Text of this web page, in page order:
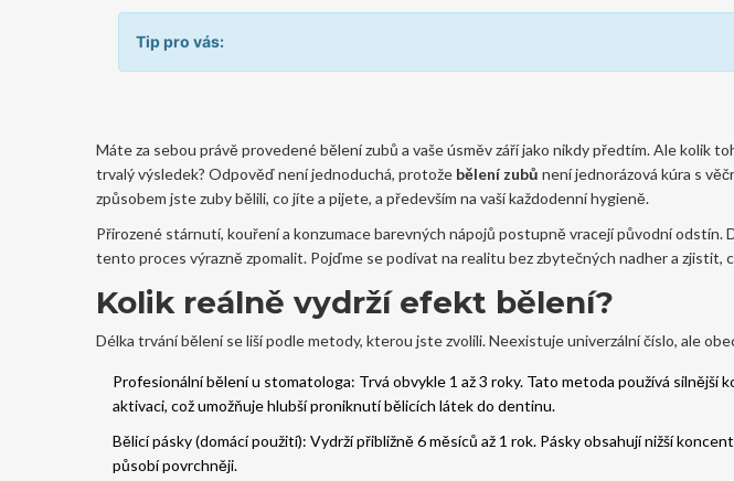
Tip pro vás:
Máte za sebou právě provedené bělení zubů a vaše úsměv září jako nikdy předtím. Ale kolik
trvalý výsledek? Odpověď není jednoduchá, protože bělení zubů není jednorázová kúra s
způsobem jste zuby bělili, co jíte a pijete, a především na vaší každodenní hygieně.
Přirozené stárnutí, kouření a konzumace barevných nápojů postupně vracejí původní odstín.
tento proces výrazně zpomalit. Pojďme se podívat na realitu bez zbytečných nadher a zjistit,
Kolik reálně vydrží efekt bělení?
Délka trvání bělení se liší podle metody, kterou jste zvolili. Neexistuje univerzální číslo, ale
Profesionální bělení u stomatologa: Trvá obvykle 1 až 3 roky. Tato metoda používá silnější
aktivaci, což umožňuje hlubší proniknutí bělicích látek do dentinu.
Bělicí pásky (domácí použití): Vydrží přibližně6 měsíců až 1 rok. Pásky obsahují nižší
působí povrchněji.